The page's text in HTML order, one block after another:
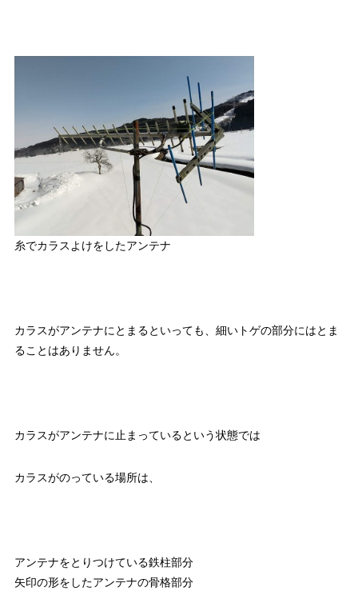
糸でカラスよけをしたアンテナ
カラスがアンテナにとまるといっても、細いトゲの部分にはとま
ることはありません。
カラスがアンテナに止まっているという状態では
カラスがのっている場所は、
アンテナをとりつけている鉄柱部分
矢印の形をしたアンテナの骨格部分